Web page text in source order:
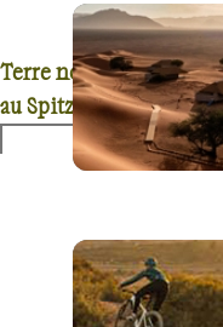
Terre norvégienne, le
au Spitzberg, partez à
La passion des
qu'avec un peu de
sommets de la